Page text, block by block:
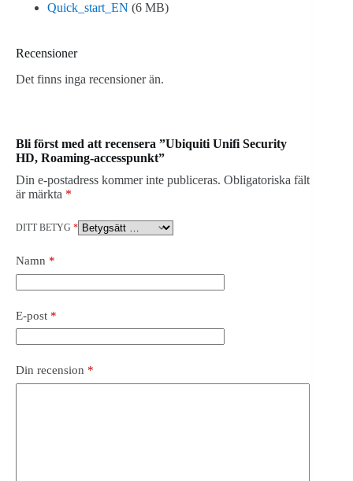
Quick_start_EN (6 MB)
Recensioner
Det finns inga recensioner än.
Bli först med att recensera ”Ubiquiti Unifi Security
HD, Roaming-accesspunkt”
Din e-postadress kommer inte publiceras. Obligatoriska fält
är märkta *
DITT BETYG *
Namn *
E-post *
Din recension *